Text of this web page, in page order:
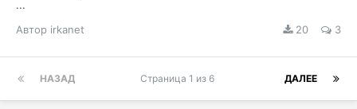
...
Автор irkanet 20 3
НАЗАД ДАЛЕЕ
Страница 1 из 6